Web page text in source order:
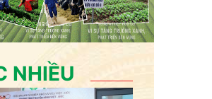
NHIỀU